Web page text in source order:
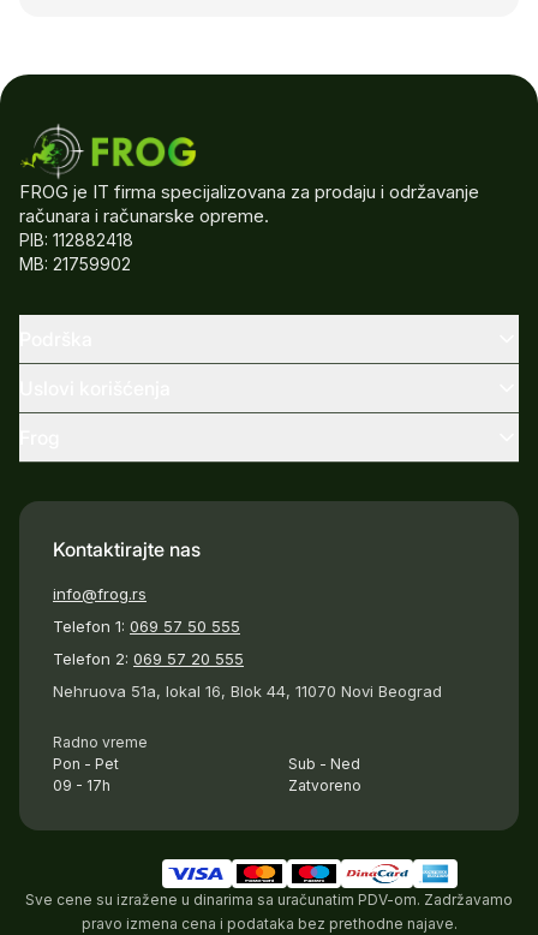
FROG je IT firma specijalizovana za prodaju i održavanje
računara i računarske opreme.
PIB: 112882418
MB: 21759902
Kontaktirajte nas
info@frog.rs
Telefon 1: 069 57 50 555
Telefon 2: 069 57 20 555
Nehruova 51a, lokal 16, Blok 44, 11070 Novi Beograd
Radno vreme
Pon - Pet
09 - 17h
Sub - Ned
Zatvoreno
Sve cene su izražene u dinarima sa uračunatim PDV-om. Zadržavamo
pravo izmena cena i podataka bez prethodne najave.